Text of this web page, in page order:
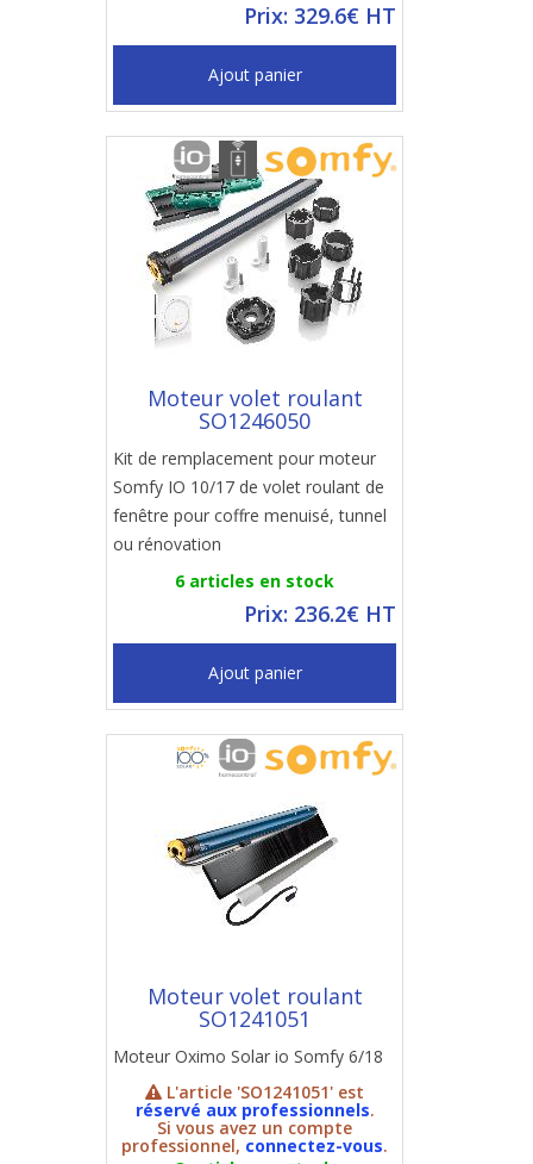
Prix: 329.6€ HT
Ajout panier
Moteur volet roulant
SO1246050
Kit de remplacement pour moteur
Somfy IO 10/17 de volet roulant de
fenêtre pour coffre menuisé, tunnel
ou rénovation
6 articles en stock
Prix: 236.2€ HT
Ajout panier
Moteur volet roulant
SO1241051
Moteur Oximo Solar io Somfy 6/18
L'article 'SO1241051' est
réservé aux professionnels.
Si vous avez un compte
professionnel, connectez-vous.